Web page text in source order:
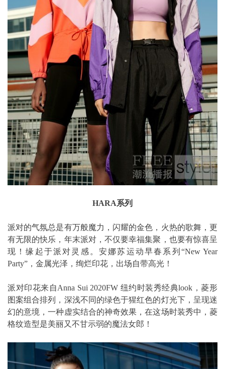
HARA系列
派对的气氛总是有万般魔力，闪耀的金色，火热的歌舞，更
有无限的快乐，年末派对，不仅要幸福集聚，也要有惊喜呈
现！缘起于派对灵感。安娜苏运动早春系列“New Year
Party”，金属光泽，绚烂印花，出场自带高光！
派对印花来自Anna Sui 2020FW 纽约时装秀经典look，菱形
图案组合排列，深浅不同的绿色于猩红色的灯光下，呈现迷
幻的意境，一种虚实结合的神奇效果，在这场时装秀中，菱
格纹造型是美丽又不甘示弱的魔法女郎！